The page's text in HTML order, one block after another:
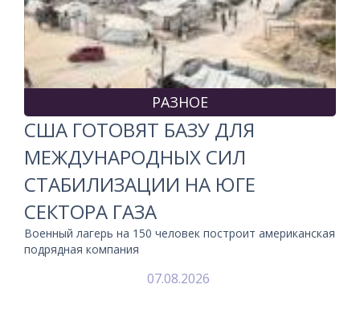
РАЗНОЕ
США ГОТОВЯТ БАЗУ ДЛЯ
МЕЖДУНАРОДНЫХ СИЛ
СТАБИЛИЗАЦИИ НА ЮГЕ
СЕКТОРА ГАЗА
Военный лагерь на 150 человек построит американская
подрядная компания
07.08.2026